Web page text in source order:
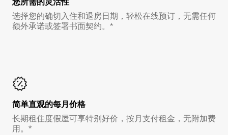
选择您的确切入住和退房日期，轻松在线预订，无需任何
额外承诺或签署书面契约。*
简单直观的每月价格
长期租住度假屋可享特别好价，按月支付租金，无附加费
用。*